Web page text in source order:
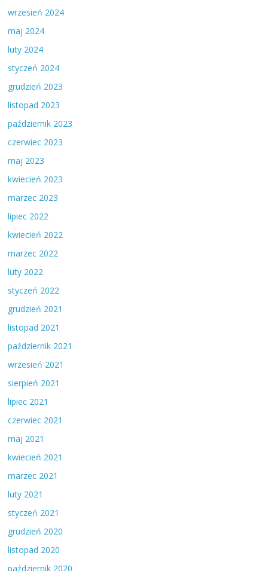
wrzesień 2024
maj 2024
luty 2024
styczeń 2024
grudzień 2023
listopad 2023
październik 2023
czerwiec 2023
maj 2023
kwiecień 2023
marzec 2023
lipiec 2022
kwiecień 2022
marzec 2022
luty 2022
styczeń 2022
grudzień 2021
listopad 2021
październik 2021
wrzesień 2021
sierpień 2021
lipiec 2021
czerwiec 2021
maj 2021
kwiecień 2021
marzec 2021
luty 2021
styczeń 2021
grudzień 2020
listopad 2020
październik 2020